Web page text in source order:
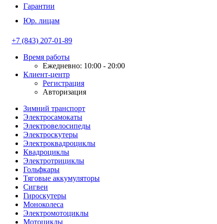
Гарантии
Юр. лицам
+7 (843) 207-01-89
Время работы
Ежедневно: 10:00 - 20:00
Клиент-центр
Регистрация
Авторизация
Зимний транспорт
Электросамокаты
Электровелосипеды
Электроскутеры
Электроквадроциклы
Квадроциклы
Электротрициклы
Гольфкары
Тяговые аккумуляторы
Сигвеи
Гироскутеры
Моноколеса
Электромотоциклы
Мотоциклы